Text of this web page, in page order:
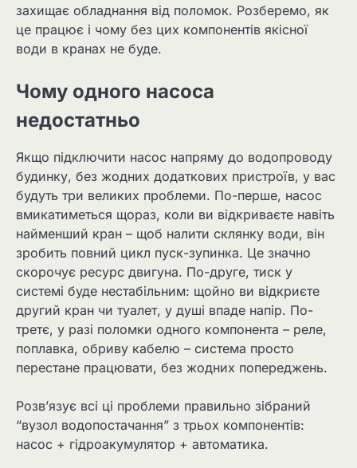
захищає обладнання від поломок. Розберемо, як
це працює і чому без цих компонентів якісної
води в кранах не буде.
Чому одного насоса
недостатньо
Якщо підключити насос напряму до водопроводу
будинку, без жодних додаткових пристроїв, у вас
будуть три великих проблеми. По-перше, насос
вмикатиметься щораз, коли ви відкриваєте навіть
найменший кран – щоб налити склянку води, він
зробить повний цикл пуск-зупинка. Це значно
скорочує ресурс двигуна. По-друге, тиск у
системі буде нестабільним: щойно ви відкриєте
другий кран чи туалет, у душі впаде напір. По-
третє, у разі поломки одного компонента – реле,
поплавка, обриву кабелю – система просто
перестане працювати, без жодних попереджень.
Розв’язує всі ці проблеми правильно зібраний
“вузол водопостачання” з трьох компонентів:
насос + гідроакумулятор + автоматика.